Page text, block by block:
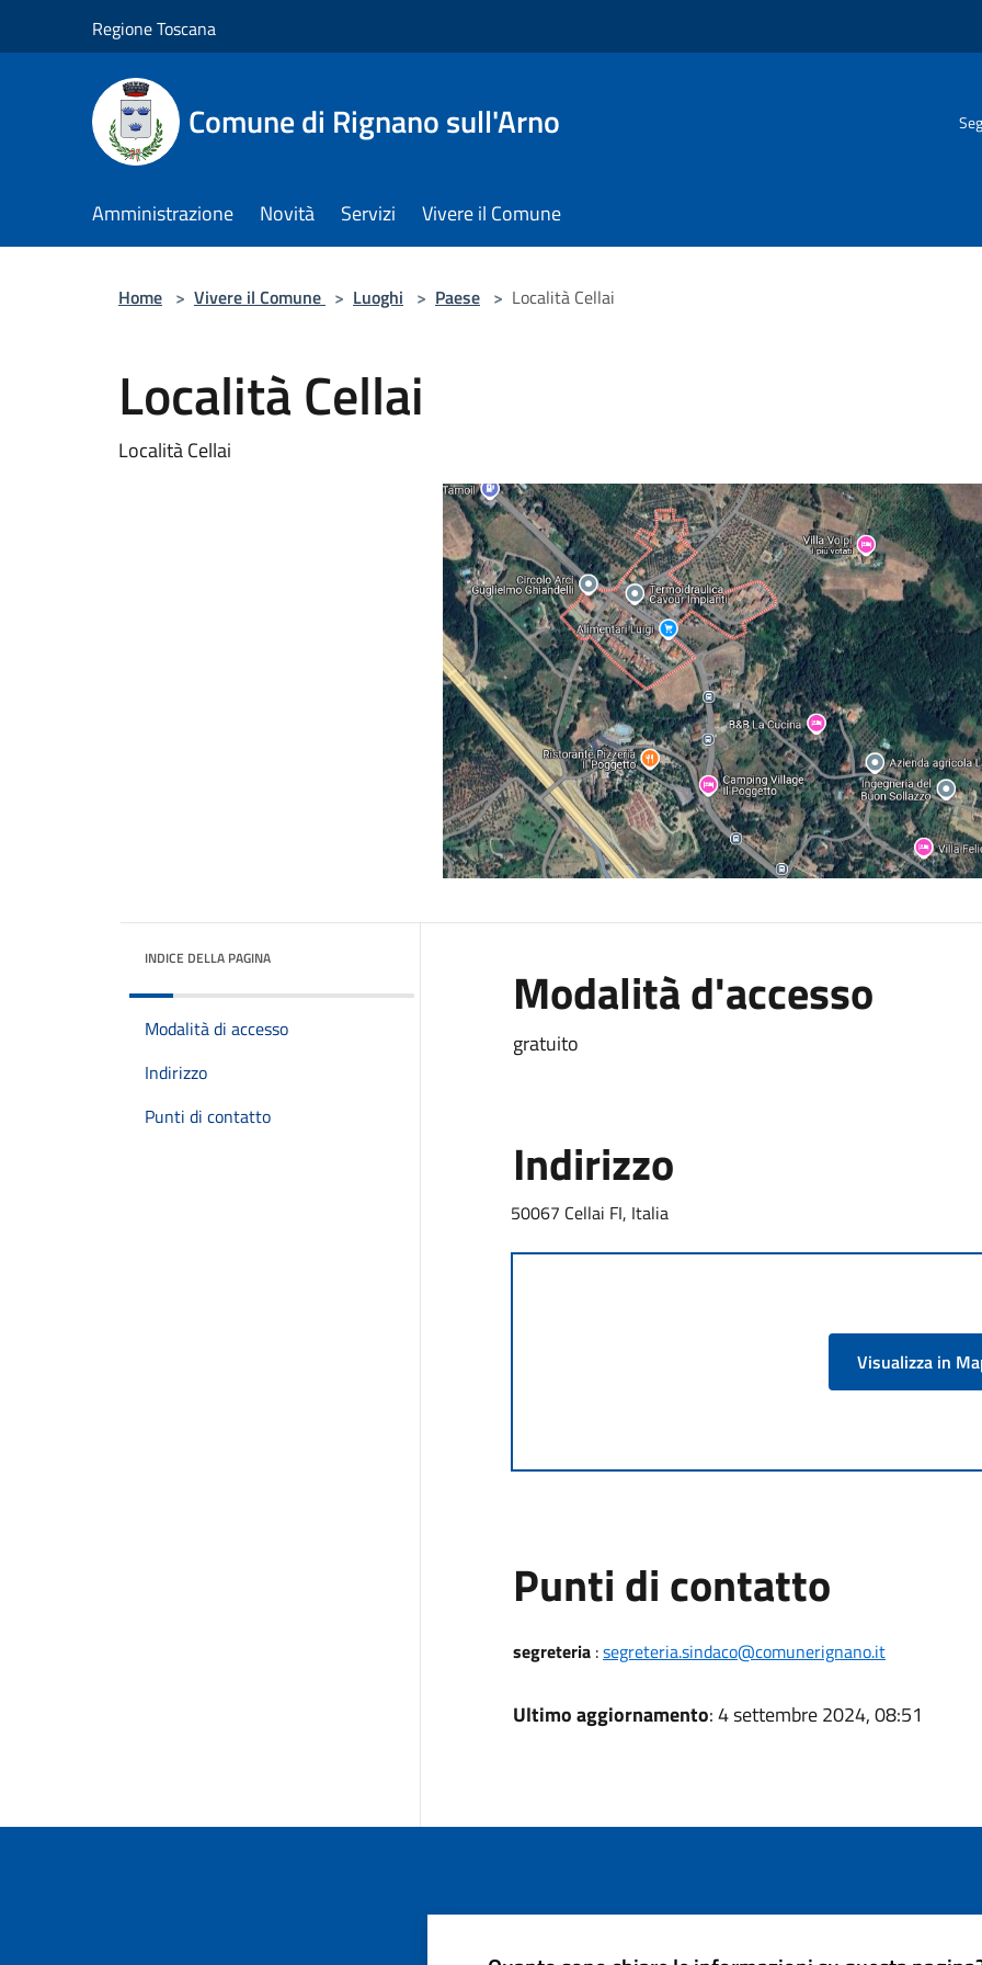
Regione Toscana
Comune di Rignano sull'Arno
Amministrazione Novità Servizi Vivere il Comune
Home > Vivere il Comune > Luoghi > Paese > Località Cellai
Località Cellai
Località Cellai
INDICE DELLA PAGINA
Modalità di accesso
Indirizzo
Punti di contatto
Modalità d'accesso
gratuito
Indirizzo
50067 Cellai FI, Italia
Visualizza in
Punti di contatto
segreteria:segreteria.sindaco@comunerignano.it
Ultimo aggiornamento: 4 settembre 2024, 08:51